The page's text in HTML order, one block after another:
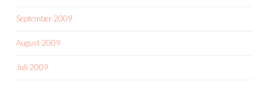
September 2009
August 2009
Juli 2009